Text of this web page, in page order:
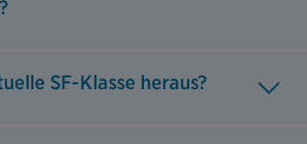
SF-Klasse heraus?